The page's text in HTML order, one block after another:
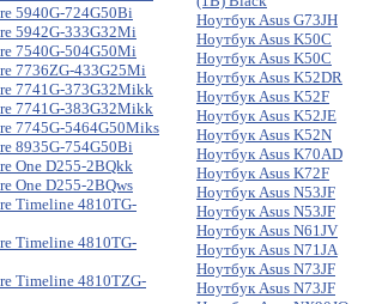
5940G-724G50Bi
5942G-333G32Mi
7540G-504G50Mi
7736ZG-433G25Mi
7741G-373G32Mikk
7741G-383G32Mikk
7745G-5464G50Miks
8935G-754G50Bi
One D255-2BQkk
One D255-2BQws
Timeline 4810TG-
Timeline 4810TG-
Timeline 4810TZG-
Ноутбук Asus G73JH
Ноутбук Asus K50C
Ноутбук Asus K50C
Ноутбук Asus K52DR
Ноутбук Asus K52F
Ноутбук Asus K52JE
Ноутбук Asus K52N
Ноутбук Asus K70AD
Ноутбук Asus K72F
Ноутбук Asus N53JF
Ноутбук Asus N53JF
Ноутбук Asus N61JV
Ноутбук Asus N71JA
Ноутбук Asus N73JF
Ноутбук Asus N73JF